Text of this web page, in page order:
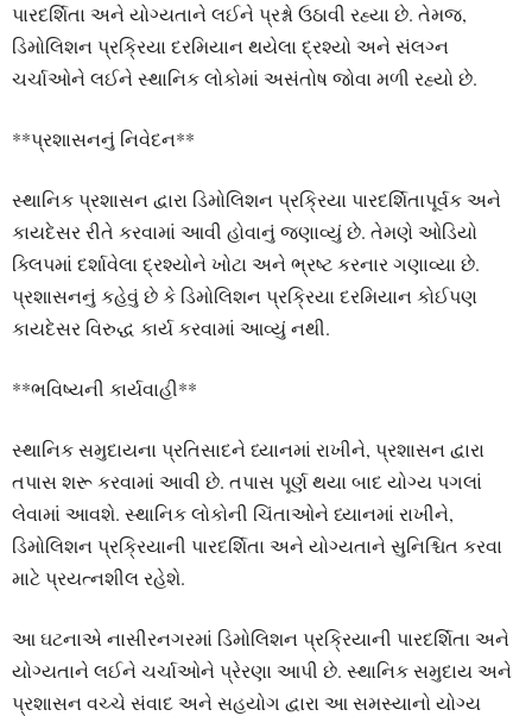
પારદર્શિતા અને યોગ્યતાને લઈને પ્રશ્નો ઉઠાવી રહ્યા છે. તેમજ,
ડિમોલિશન પ્રક્રિયા દરમિયાન થયેલા દ્રશ્યો અને સંલગ્ન
ચર્ચાઓને લઈને સ્થાનિક લોકોમાં અસંતોષ જોવા મળી રહ્યો છે.
**પ્રશાસનનું નિવેદન**
સ્થાનિક પ્રશાસન દ્વારા ડિમોલિશન પ્રક્રિયા પારદર્શિતાપૂર્વક અને
કાયદેસર રીતે કરવામાં આવી હોવાનું જણાવ્યું છે. તેમણે ઓડિયો
ક્લિપમાં દર્શાવેલા દ્રશ્યોને ખોટા અને ભ્રષ્ટ કરનાર ગણાવ્યા છે.
પ્રશાસનનું કહેવું છે કે ડિમોલિશન પ્રક્રિયા દરમિયાન કોઈપણ
કાયદેસર વિરુદ્ધ કાર્ય કરવામાં આવ્યું નથી.
**ભવિષ્યની કાર્યવાહી**
સ્થાનિક સમુદાયના પ્રતિસાદને ધ્યાનમાં રાખીને, પ્રશાસન દ્વારા
તપાસ શરૂ કરવામાં આવી છે. તપાસ પૂર્ણ થયા બાદ યોગ્ય પગલાં
લેવામાં આવશે. સ્થાનિક લોકોની ચિંતાઓને ધ્યાનમાં રાખીને,
ડિમોલિશન પ્રક્રિયાની પારદર્શિતા અને યોગ્યતાને સુનિશ્ચિત કરવા
માટે પ્રયત્નશીલ રહેશે.
આ ઘટનાએ નાસીરનગરમાં ડિમોલિશન પ્રક્રિયાની પારદર્શિતા અને
યોગ્યતાને લઈને ચર્ચાઓને પ્રેરણા આપી છે. સ્થાનિક સમુદાય અને
પ્રશાસન વચ્ચે સંવાદ અને સહયોગ દ્વારા આ સમસ્યાનો યોગ્ય